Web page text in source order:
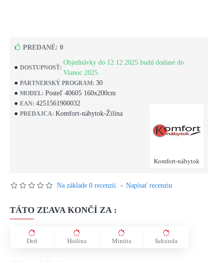
DOSTUPNOSŤ:
Objednávky do 12.12.2025 budú dodané do
Vianoc 2025.
PARTNERSKÝ PROGRAM: 30
MODEL: Posteľ 40605 160x200cm
EAN: 4251561900032
PREDAJCA: Komfort-nábytok-Žilina
Komfort-nábytok
PREDANÉ: 0
Na základe 0 recenzií. - Napísať recenziu
TÁTO ZĽAVA KONČÍ ZA :
Deň Hodina Minúta Sekunda